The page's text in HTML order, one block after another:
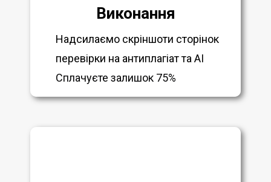
Виконання
Надсилаємо скріншоти сторінок
перевірки на антиплагіат та AI
Сплачуєте залишок 75%